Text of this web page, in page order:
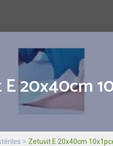
20x40cm
Zetuvit E 20x40cm